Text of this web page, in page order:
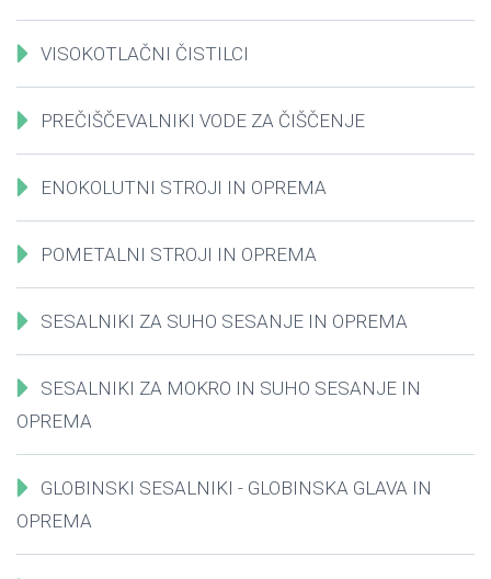
VISOKOTLAČNI ČISTILCI
PREČIŠČEVALNIKI VODE ZA ČIŠČENJE
ENOKOLUTNI STROJI IN OPREMA
POMETALNI STROJI IN OPREMA
SESALNIKI ZA SUHO SESANJE IN OPREMA
SESALNIKI ZA MOKRO IN SUHO SESANJE IN
OPREMA
GLOBINSKI SESALNIKI - GLOBINSKA GLAVA IN
OPREMA